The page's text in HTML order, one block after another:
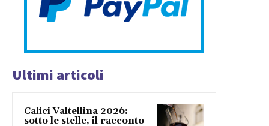
Ultimi articoli
Calici Valtellina 2026:
sotto le stelle, il racconto